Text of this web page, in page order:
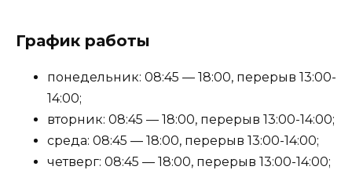
График работы
понедельник: 08:45 — 18:00, перерыв 13:00-
14:00;
вторник: 08:45 — 18:00, перерыв 13:00-14:00;
среда: 08:45 — 18:00, перерыв 13:00-14:00;
четверг: 08:45 — 18:00, перерыв 13:00-14:00;